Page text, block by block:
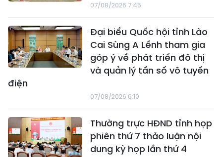
07/08/2026 7:45
Đại biểu Quốc hội tỉnh Lào
Cai Sùng A Lềnh tham gia
góp ý về phát triển đô thị
và quản lý tần số vô tuyến
điện
07/08/2026 6:10
Thường trực HĐND tỉnh họp
phiên thứ 7 thảo luận nội
dung kỳ họp lần thứ 4